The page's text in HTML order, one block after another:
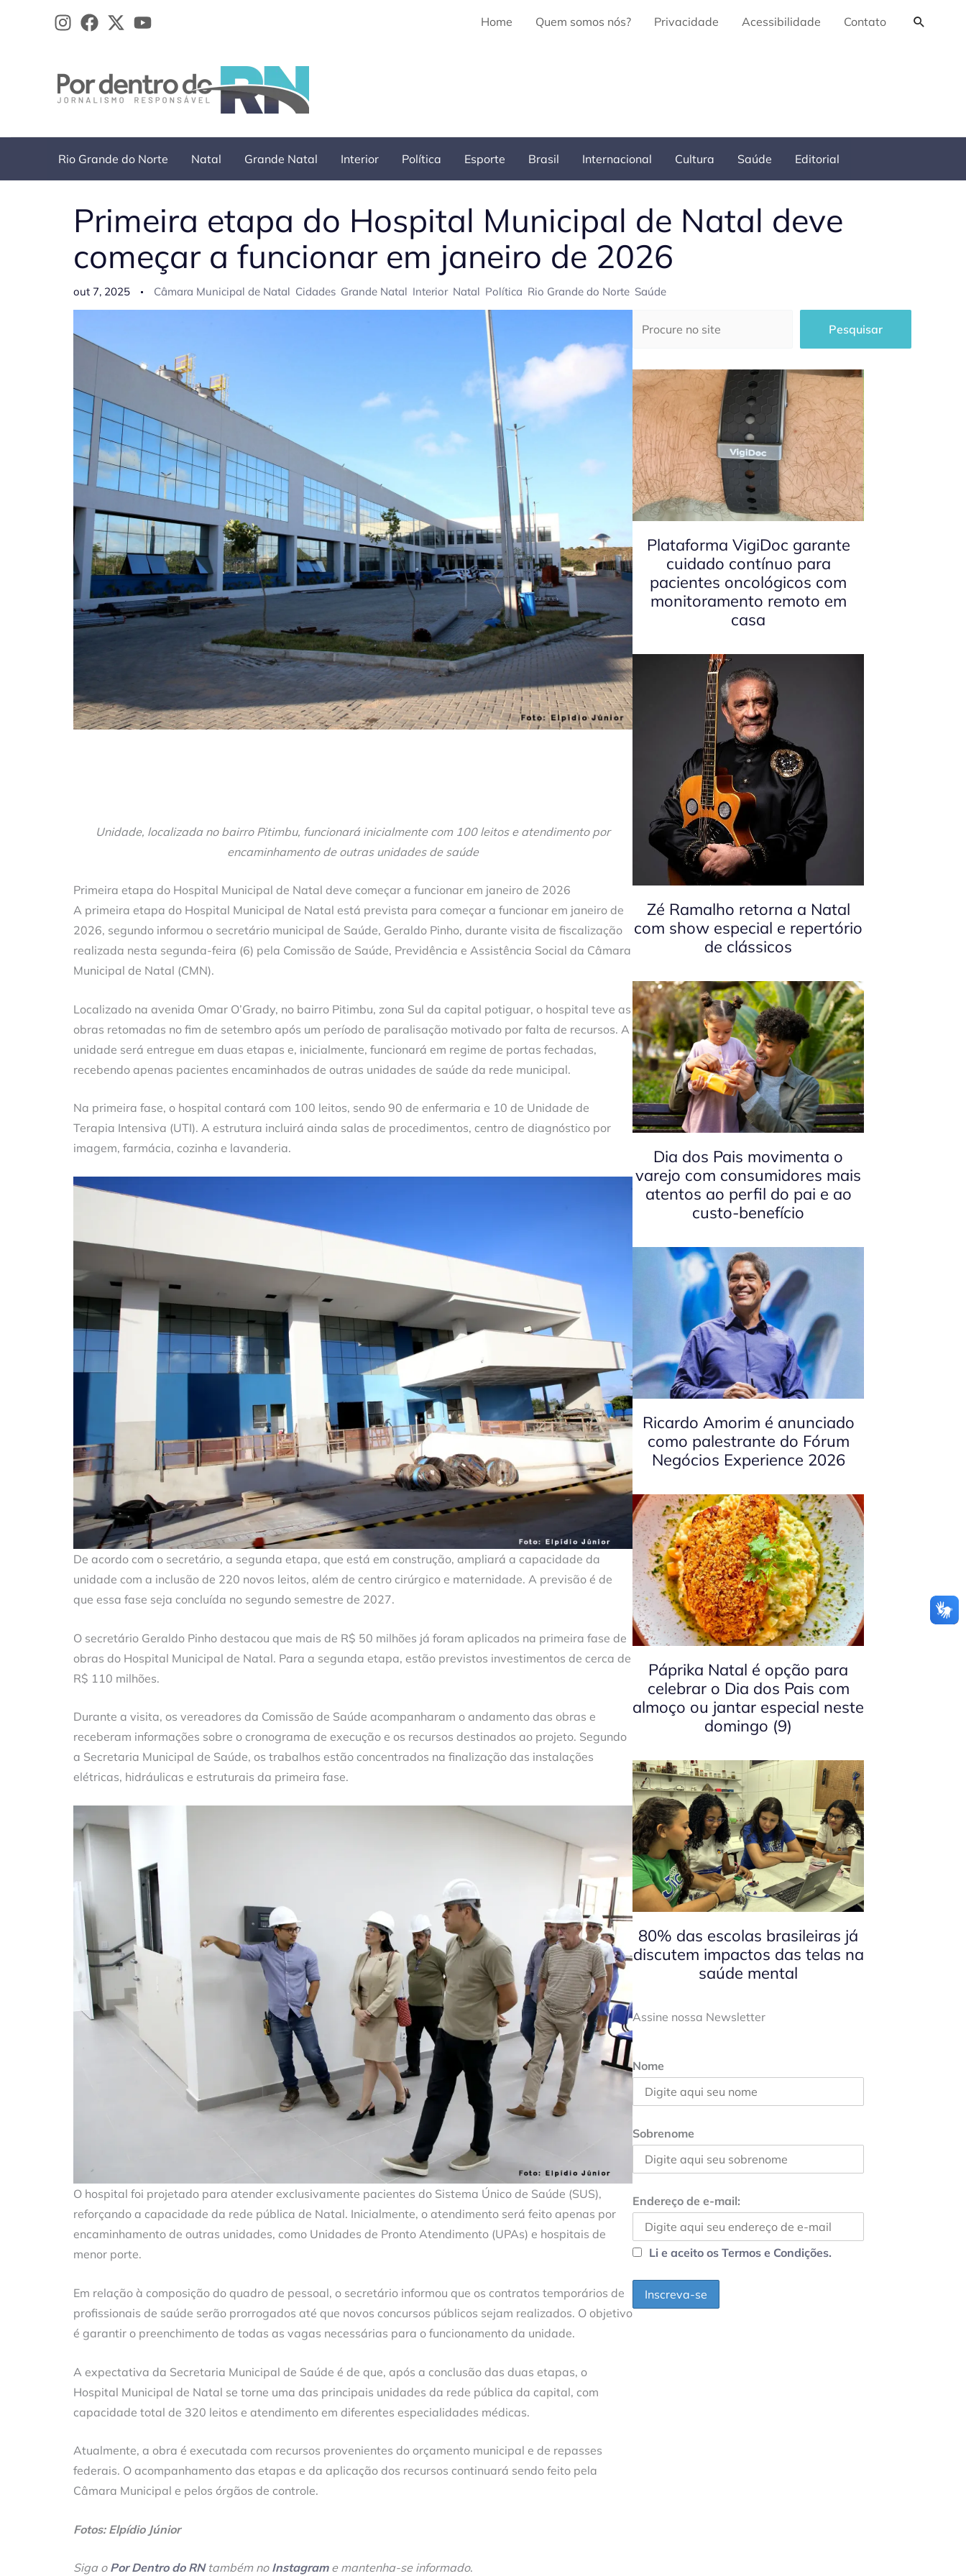
Home Quem somos nós? Privacidade Acessibilidade Contato
Rio Grande do Norte Natal Grande Natal Interior Política Esporte Brasil Internacional Cultura Saúde Editorial
Primeira etapa do Hospital Municipal de Natal deve
começar a funcionar em janeiro de 2026
out 7, 2025 Câmara Municipal de Natal Cidades Grande Natal Interior Natal Política Rio Grande do Norte Saúde
Unidade, localizada no bairro Pitimbu, funcionará inicialmente com 100 leitos e atendimento por
encaminhamento de outras unidades de saúde
Primeira etapa do Hospital Municipal de Natal deve começar a funcionar em janeiro de 2026
A primeira etapa do Hospital Municipal de Natal está prevista para começar a funcionar em janeiro de
2026, segundo informou o secretário municipal de Saúde, Geraldo Pinho, durante visita de fiscalização
realizada nesta segunda-feira (6) pela Comissão de Saúde, Previdência e Assistência Social da Câmara
Municipal de Natal (CMN).
Localizado na avenida Omar O’Grady, no bairro Pitimbu, zona Sul da capital potiguar, o hospital teve as
obras retomadas no fim de setembro após um período de paralisação motivado por falta de recursos. A
unidade será entregue em duas etapas e, inicialmente, funcionará em regime de portas fechadas,
recebendo apenas pacientes encaminhados de outras unidades de saúde da rede municipal.
Na primeira fase, o hospital contará com 100 leitos, sendo 90 de enfermaria e 10 de Unidade de
Terapia Intensiva (UTI). A estrutura incluirá ainda salas de procedimentos, centro de diagnóstico por
imagem, farmácia, cozinha e lavanderia.
De acordo com o secretário, a segunda etapa, que está em construção, ampliará a capacidade da
unidade com a inclusão de 220 novos leitos, além de centro cirúrgico e maternidade. A previsão é de
que essa fase seja concluída no segundo semestre de 2027.
O secretário Geraldo Pinho destacou que mais de R$ 50 milhões já foram aplicados na primeira fase de
obras do Hospital Municipal de Natal. Para a segunda etapa, estão previstos investimentos de cerca de
R$ 110 milhões.
Durante a visita, os vereadores da Comissão de Saúde acompanharam o andamento das obras e
receberam informações sobre o cronograma de execução e os recursos destinados ao projeto. Segundo
a Secretaria Municipal de Saúde, os trabalhos estão concentrados na finalização das instalações
elétricas, hidráulicas e estruturais da primeira fase.
O hospital foi projetado para atender exclusivamente pacientes do Sistema Único de Saúde (SUS),
reforçando a capacidade da rede pública de Natal. Inicialmente, o atendimento será feito apenas por
encaminhamento de outras unidades, como Unidades de Pronto Atendimento (UPAs) e hospitais de
menor porte.
Em relação à composição do quadro de pessoal, o secretário informou que os contratos temporários de
profissionais de saúde serão prorrogados até que novos concursos públicos sejam realizados. O objetivo
é garantir o preenchimento de todas as vagas necessárias para o funcionamento da unidade.
A expectativa da Secretaria Municipal de Saúde é de que, após a conclusão das duas etapas, o
Hospital Municipal de Natal se torne uma das principais unidades da rede pública da capital, com
capacidade total de 320 leitos e atendimento em diferentes especialidades médicas.
Atualmente, a obra é executada com recursos provenientes do orçamento municipal e de repasses
federais. O acompanhamento das etapas e da aplicação dos recursos continuará sendo feito pela
Câmara Municipal e pelos órgãos de controle.
Fotos: Elpídio Júnior
Siga o Por Dentro do RNtambém no Instagrame mantenha-se informado.
Pesquisar
Plataforma VigiDoc garante
cuidado contínuo para
pacientes oncológicos com
monitoramento remoto em
casa
Zé Ramalho retorna a Natal
com show especial e repertório
de clássicos
Dia dos Pais movimenta o
varejo com consumidores mais
atentos ao perfil do pai e ao
custo-benefício
Ricardo Amorim é anunciado
como palestrante do Fórum
Negócios Experience 2026
Páprika Natal é opção para
celebrar o Dia dos Pais com
almoço ou jantar especial neste
domingo (9)
80% das escolas brasileiras já
discutem impactos das telas na
saúde mental
Assine nossa Newsletter
Nome
Sobrenome
Endereço de e-mail:
Li e aceito os Termos e Condições.